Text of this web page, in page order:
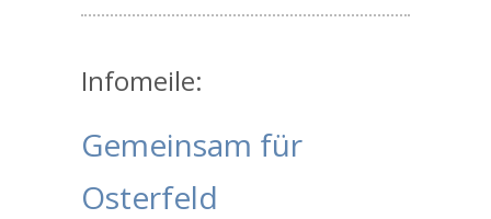
Infomeile:
Gemeinsam für
Osterfeld